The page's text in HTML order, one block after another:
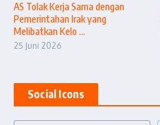
AS Tolak Kerja Sama dengan
Pemerintahan Irak yang
Melibatkan Kelo ...
25 Juni 2026
Social Icons